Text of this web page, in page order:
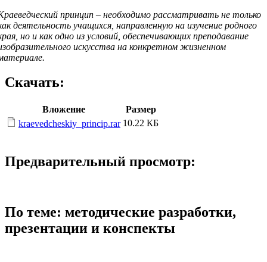
принцип – необходимо рассматривать не только
деятельность учащихся, направленную на изучение родного
но и как одно из условий, обеспечивающих преподавание
искусства на конкретном жизненном
Скачать:
Вложение
Размер
kraevedcheskiy_princip.rar 10.22 КБ
Предварительный просмотр:
По теме: методические разработки,
презентации и конспекты